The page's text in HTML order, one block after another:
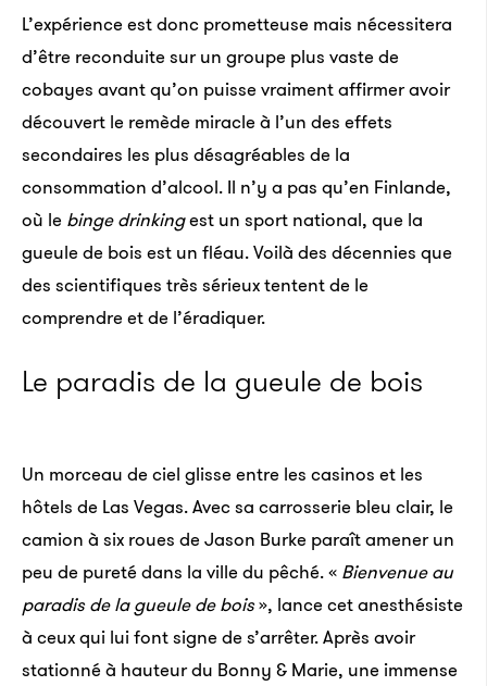
L’expérience est donc prometteuse mais nécessitera
d’être reconduite sur un groupe plus vaste de
cobayes avant qu’on puisse vraiment affirmer avoir
découvert le remède miracle à l’un des effets
secondaires les plus désagréables de la
consommation d’alcool. Il n’y a pas qu’en Finlande,
où le binge drinkingest un sport national, que la
gueule de bois est un fléau. Voilà des décennies que
des scientifiques très sérieux tentent de le
comprendre et de l’éradiquer.
Le paradis de la gueule de bois
Un morceau de ciel glisse entre les casinos et les
hôtels de Las Vegas. Avec sa carrosserie bleu clair, le
camion à six roues de Jason Burke paraît amener un
peu de pureté dans la ville du pêché. « Bienvenue au
paradis de la gueule de bois», lance cet anesthésiste
à ceux qui lui font signe de s’arrêter. Après avoir
stationné à hauteur du Bonny & Marie, une immense